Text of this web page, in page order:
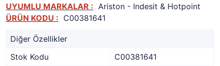
UYUMLU MARKALAR : Ariston - Indesit & Hotpoint
ÜRÜN KODU : C00381641
Diğer Özellikler
Stok Kodu
C00381641